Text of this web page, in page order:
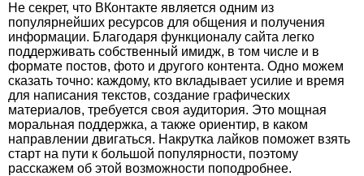
Не секрет, что ВКонтакте является одним из
популярнейших ресурсов для общения и получения
информации. Благодаря функционалу сайта легко
поддерживать собственный имидж, в том числе и в
формате постов, фото и другого контента. Одно можем
сказать точно: каждому, кто вкладывает усилие и время
для написания текстов, создание графических
материалов, требуется своя аудитория. Это мощная
моральная поддержка, а также ориентир, в каком
направлении двигаться. Накрутка лайков поможет взять
старт на пути к большой популярности, поэтому
расскажем об этой возможности поподробнее.